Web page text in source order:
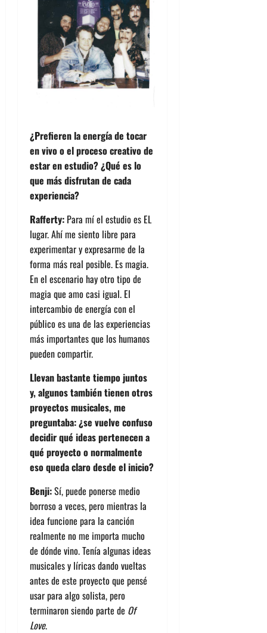
¿Prefieren la energía de tocar
en vivo o el proceso creativo de
estar en estudio? ¿Qué es lo
que más disfrutan de cada
experiencia?
Rafferty: Para mí el estudio es EL
lugar. Ahí me siento libre para
experimentar y expresarme de la
forma más real posible. Es magia.
En el escenario hay otro tipo de
magia que amo casi igual. El
intercambio de energía con el
público es una de las experiencias
más importantes que los humanos
pueden compartir.
Llevan bastante tiempo juntos
y, algunos también tienen otros
proyectos musicales, me
preguntaba: ¿se vuelve confuso
decidir qué ideas pertenecen a
qué proyecto o normalmente
eso queda claro desde el inicio?
Benji:Sí, puede ponerse medio
borroso a veces, pero mientras la
idea funcione para la canción
realmente no me importa mucho
de dónde vino. Tenía algunas ideas
musicales y líricas dando vueltas
antes de este proyecto que pensé
usar para algo solista, pero
terminaron siendo parte de Of
Love.